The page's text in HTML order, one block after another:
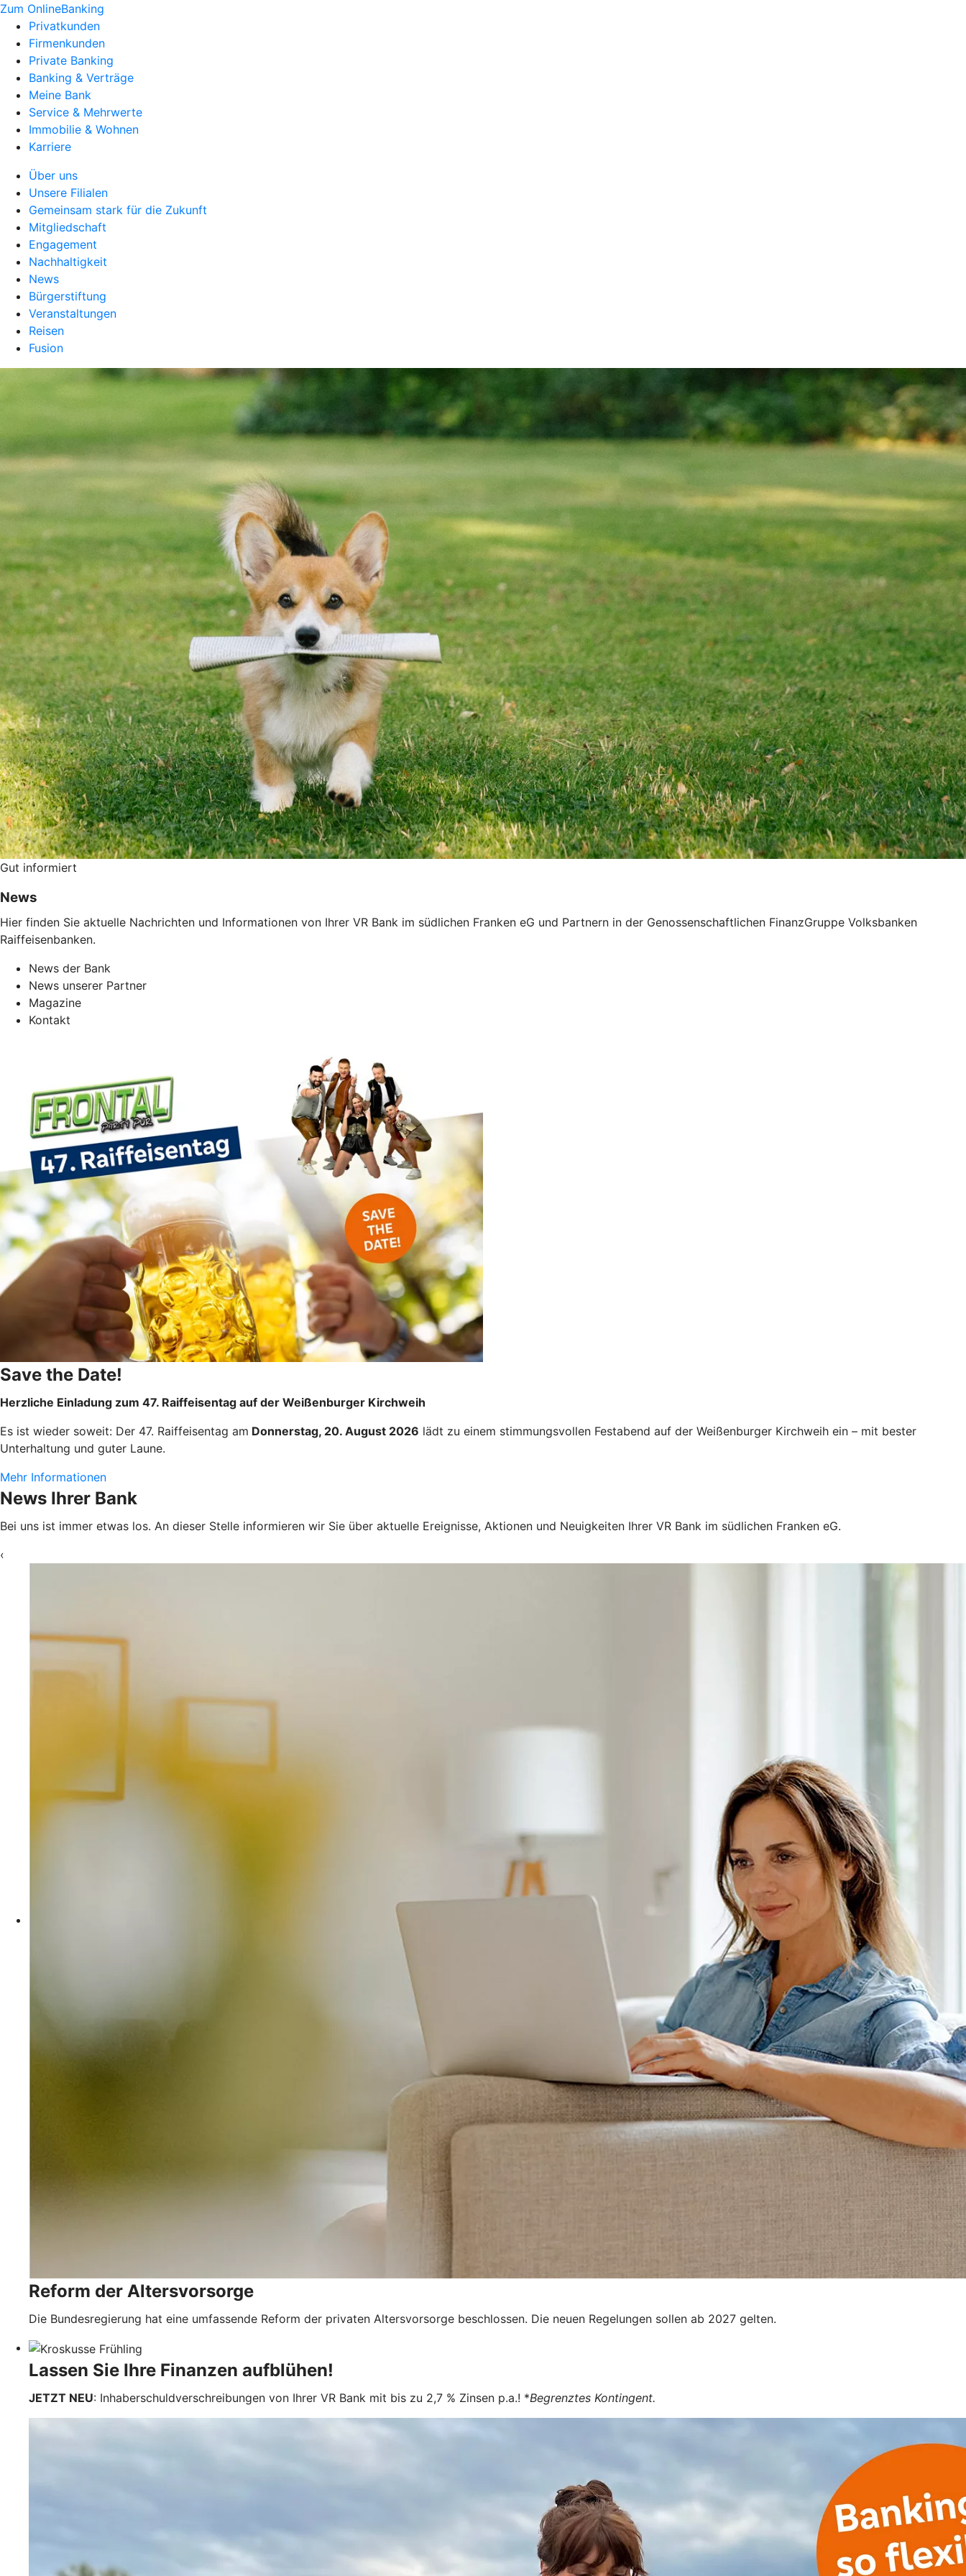
Zum OnlineBanking
Privatkunden
Firmenkunden
Private Banking
Banking & Verträge
Meine Bank
Service & Mehrwerte
Immobilie & Wohnen
Karriere
Über uns
Unsere Filialen
Gemeinsam stark für die Zukunft
Mitgliedschaft
Engagement
Nachhaltigkeit
News
Bürgerstiftung
Veranstaltungen
Reisen
Fusion
Gut informiert
News
Hier finden Sie aktuelle Nachrichten und Informationen von Ihrer VR Bank im südlichen Franken eG und Partnern in der Genossenschaftlichen FinanzGruppe Volksbanken
Raiffeisenbanken.
News der Bank
News unserer Partner
Magazine
Kontakt
Save the Date!
Herzliche Einladung zum 47. Raiffeisentag auf der Weißenburger Kirchweih
Es ist wieder soweit: Der 47. Raiffeisentag am Donnerstag, 20. August 2026 lädt zu einem stimmungsvollen Festabend auf der Weißenburger Kirchweih ein – mit bester
Unterhaltung und guter Laune.
Mehr Informationen
News Ihrer Bank
Bei uns ist immer etwas los. An dieser Stelle informieren wir Sie über aktuelle Ereignisse, Aktionen und Neuigkeiten Ihrer VR Bank im südlichen Franken eG.
‹
Reform der Altersvorsorge
Die Bundesregierung hat eine umfassende Reform der privaten Altersvorsorge beschlossen. Die neuen Regelungen sollen ab 2027 gelten.
Lassen Sie Ihre Finanzen aufblühen!
JETZT NEU: Inhaberschuldverschreibungen von Ihrer VR Bank mit bis zu 2,7 % Zinsen p.a.! *Begrenztes Kontingent.